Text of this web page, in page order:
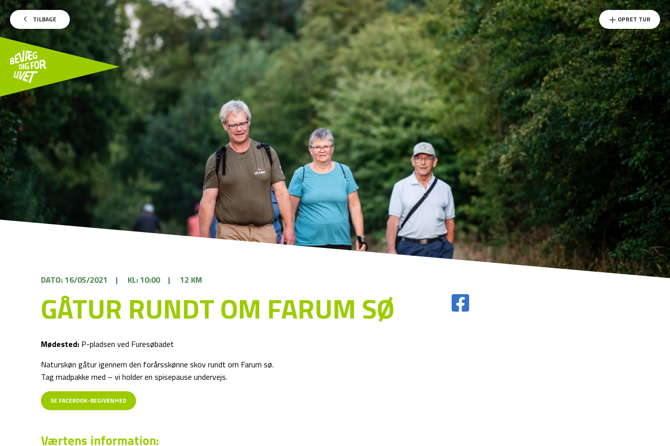
TILBAGE OPRET TUR
DATO: 16/05/2021 | KL: 10:00 | 12 KM
GÅTUR RUNDT OM FARUM SØ
Mødested: P-pladsen ved Furesøbadet
Naturskøn gåtur igennem den forårsskønne skov rundt om Farum sø.
Tag madpakke med – vi holder en spisepause undervejs.
SE FACEBOOK-BEGIVENHED
Værtens information: